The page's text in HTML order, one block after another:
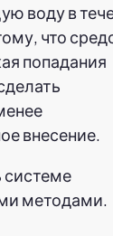
воду в
что
попадания
внесение.
системе
методами.